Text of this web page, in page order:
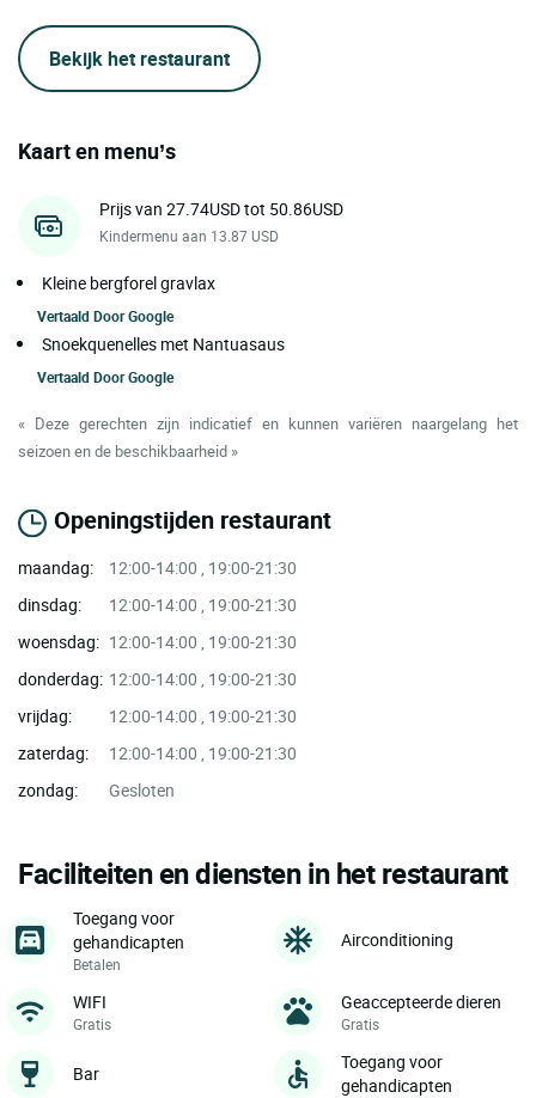
Bekijk het restaurant
Kaart en menu’s
Prijs van 27.74USD tot 50.86USD
Kindermenu aan 13.87 USD
Kleine bergforel gravlax
Vertaald DoorGoogle
Snoekquenelles met Nantuasaus
Vertaald DoorGoogle
« Deze gerechten zijn indicatief en kunnen variëren naargelang het
seizoen en de beschikbaarheid »
Openingstijden restaurant
maandag:
12:00-14:00 , 19:00-21:30
dinsdag:
12:00-14:00 , 19:00-21:30
woensdag: 12:00-14:00 , 19:00-21:30
donderdag: 12:00-14:00 , 19:00-21:30
vrijdag:
12:00-14:00 , 19:00-21:30
zaterdag:
12:00-14:00 , 19:00-21:30
zondag:
Gesloten
Faciliteiten en diensten in het restaurant
Toegang voor
gehandicapten
Betalen
Airconditioning
WIFI
Gratis
Geaccepteerde dieren
Gratis
Bar
Toegang voor
gehandicapten